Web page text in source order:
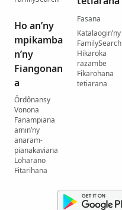
Ho an’ny
mpikamba
n’ny
Fiangonan
a
Ôrdônansy
Vonona
Fanampiana
amin’ny
anaram-
pianakaviana
Loharano
Fitarihana
Fasana
Katalaogin’ny
FamilySearch
Hikaroka
razambe
Fikarohana
tetiarana